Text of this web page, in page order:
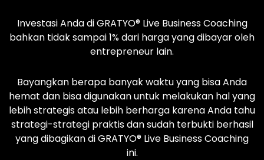
Investasi Anda di GRATYO® Live Business Coaching
bahkan tidak sampai 1% dari harga yang dibayar oleh
entrepreneur lain.
Bayangkan berapa banyak waktu yang bisa Anda
hemat dan bisa digunakan untuk melakukan hal yang
lebih strategis atau lebih berharga karena Anda tahu
strategi-strategi praktis dan sudah terbukti berhasil
yang dibagikan di GRATYO® Live Business Coaching
ini.